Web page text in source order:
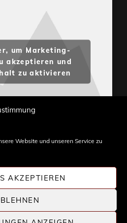
Website und unseren Service zu
AKZEPTIEREN
um Marketing-
akzeptieren und
zu aktivieren
mit Zustimmung von